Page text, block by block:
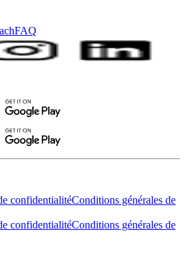
FAQ
confidentialitéConditions générales de
confidentialitéConditions générales de